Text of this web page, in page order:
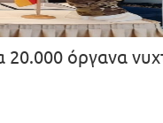
όργανα